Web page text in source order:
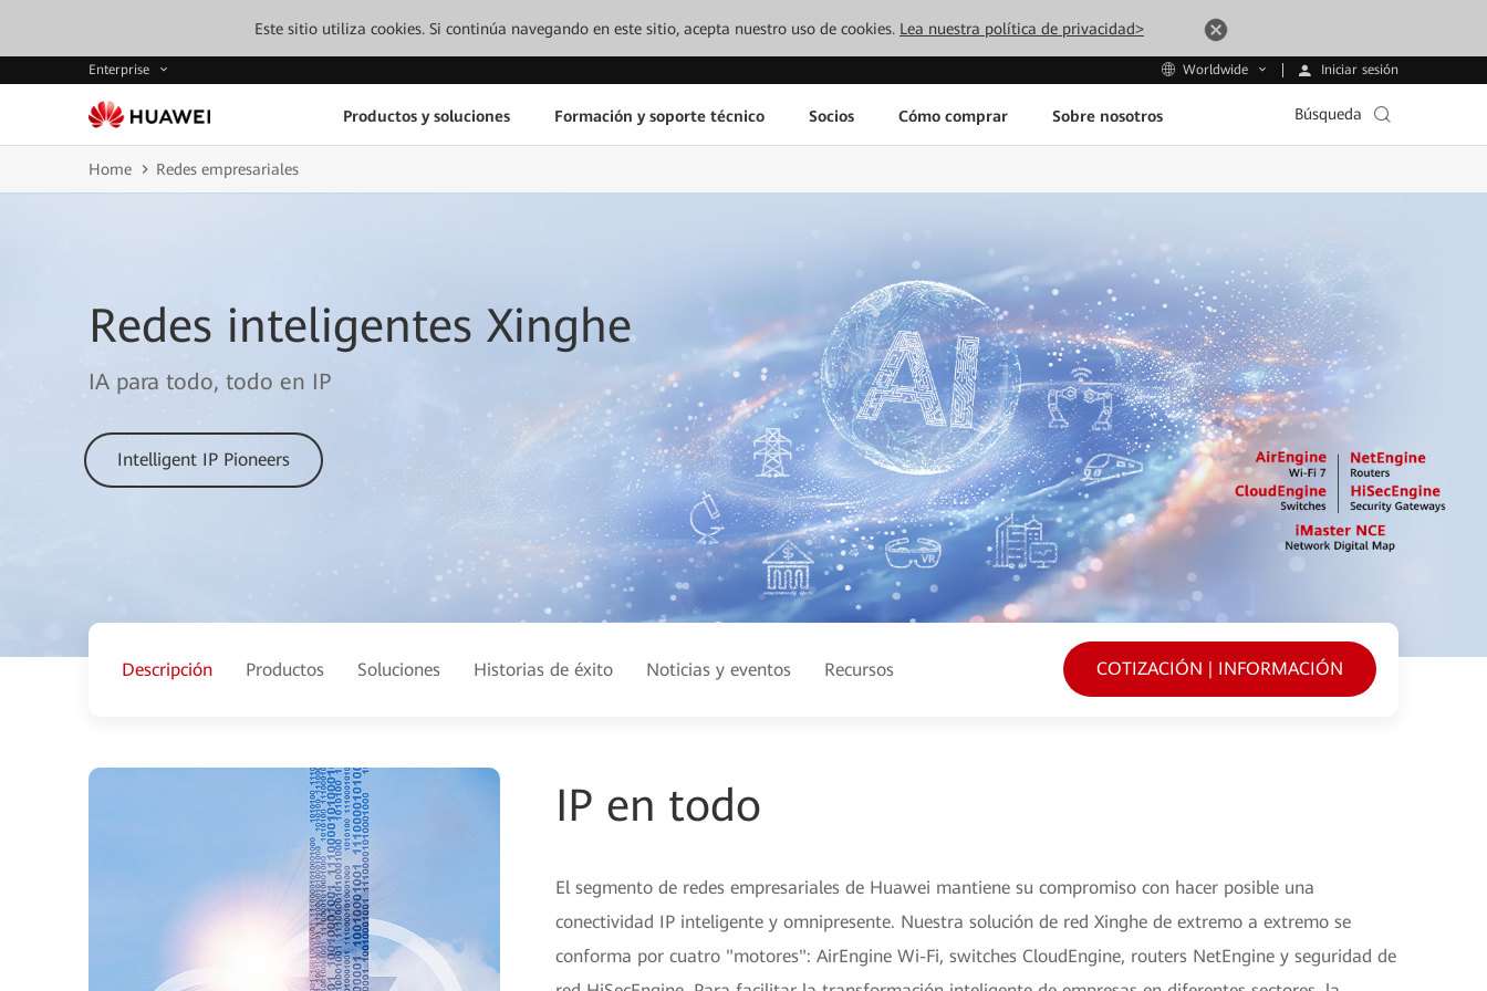
Este sitio utiliza cookies. Si continúa navegando en este sitio, acepta nuestro uso de cookies. Lea nuestra política de privacidad>
Enterprise Worldwide Iniciar sesión
Productos y soluciones Formación y soporte técnico Socios Cómo comprar Sobre nosotros Búsqueda
Home Redes empresariales
Redes inteligentes Xinghe
IA para todo, todo en IP
Intelligent IP Pioneers
Descripción Productos Soluciones Historias de éxito Noticias y eventos Recursos COTIZACIÓN | INFORMACIÓN
IP en todo
El segmento de redes empresariales de Huawei mantiene su compromiso con hacer posible una
conectividad IP inteligente y omnipresente. Nuestra solución de red Xinghe de extremo a extremo se
conforma por cuatro "motores": AirEngine Wi-Fi, switches CloudEngine, routers NetEngine y seguridad de